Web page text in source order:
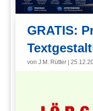
GRATIS:
vonJ.M. Rütter |